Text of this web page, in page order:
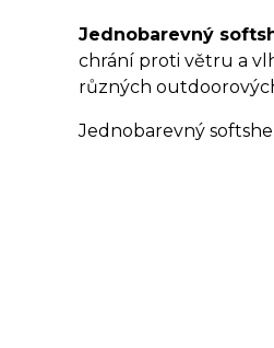
Jednobarevný
chrání proti větru a
různých
Jednobarevný